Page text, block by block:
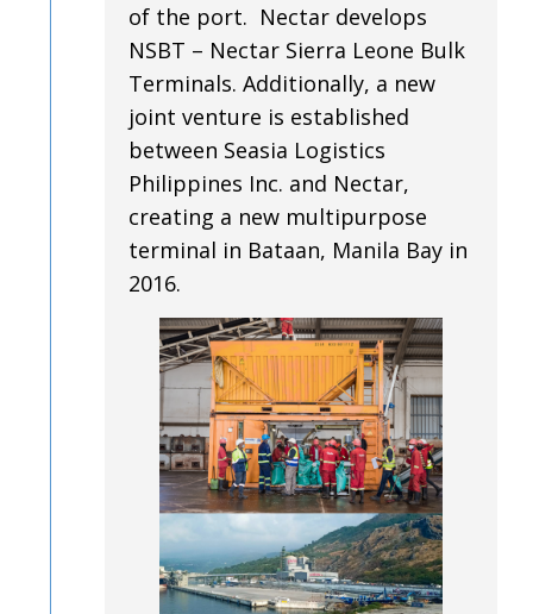
of the port. Nectar develops
NSBT – Nectar Sierra Leone Bulk
Terminals. Additionally, a new
joint venture is established
between Seasia Logistics
Philippines Inc. and Nectar,
creating a new multipurpose
terminal in Bataan, Manila Bay in
2016.